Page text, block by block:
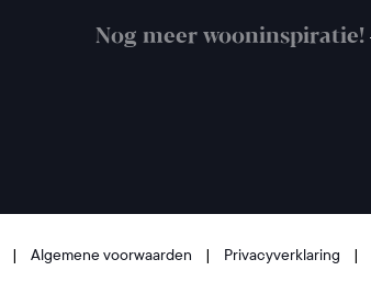
Nog meer wooninspiratie!
| Algemene voorwaarden | Privacyverklaring |